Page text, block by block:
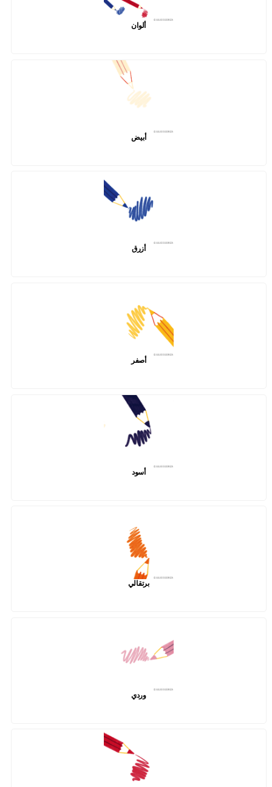
ألوان
أبيض
أزرق
أصفر
أسود
برتقالي
وردي